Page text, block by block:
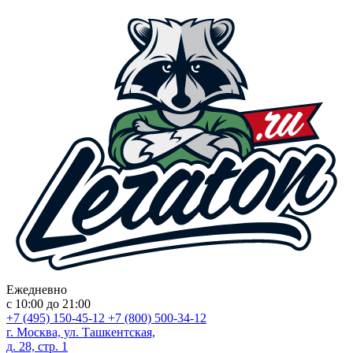
Ежедневно
с 10:00 до 21:00
+7 (495) 150-45-12 +7 (800) 500-34-12
г. Москва, ул. Ташкентская,
д. 28, стр. 1